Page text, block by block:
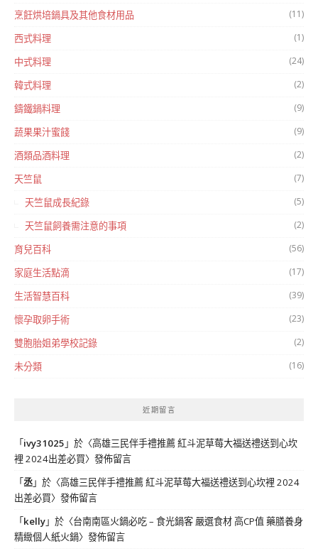
烹飪烘培鍋具及其他食材用品 (11)
西式料理 (1)
中式料理 (24)
韓式料理 (2)
鑄鐵鍋料理 (9)
蔬果果汁蜜餞 (9)
酒類品酒料理 (2)
天竺鼠 (7)
天竺鼠成長紀錄 (5)
天竺鼠飼養需注意的事項 (2)
育兒百科 (56)
家庭生活點滴 (17)
生活智慧百科 (39)
懷孕取卵手術 (23)
雙胞胎姐弟學校記錄 (2)
未分類 (16)
近期留言
「 ivy31025 」於〈高雄三民伴手禮推薦 紅斗泥草莓大福送禮送到心坎
裡 2024出差必買〉發佈留言
「丞」於〈高雄三民伴手禮推薦 紅斗泥草莓大福送禮送到心坎裡 2024
出差必買〉發佈留言
「 kelly」於〈台南南區火鍋必吃 – 食光鍋客 嚴選食材 高CP值 藥膳養身
精緻個人紙火鍋〉發佈留言